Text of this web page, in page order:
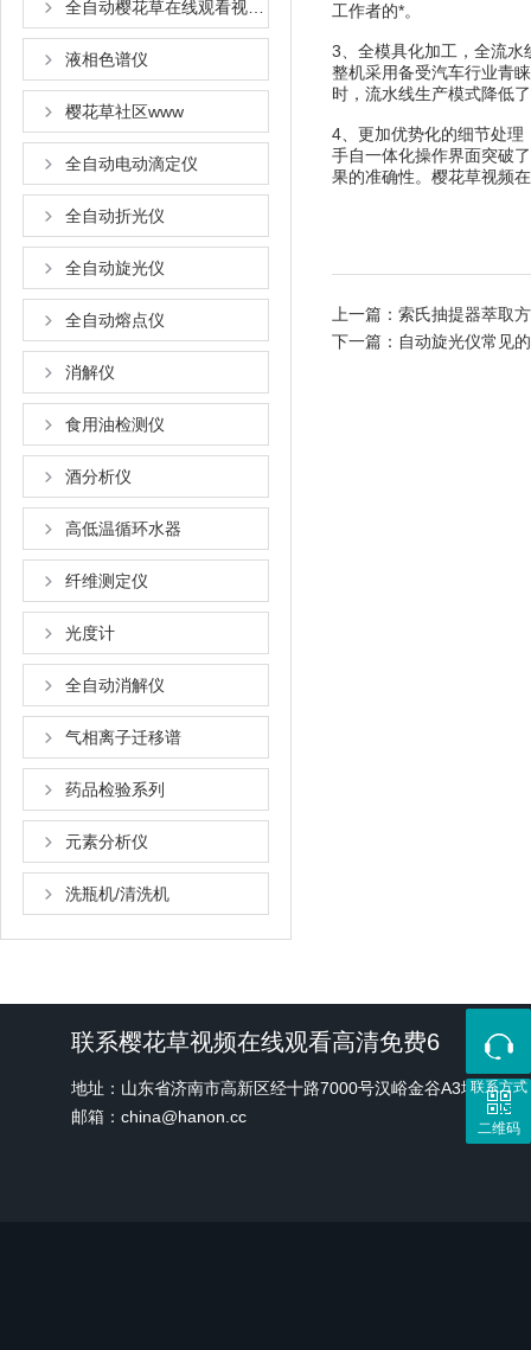
液相色谱仪
樱花草社区www
全自动电动滴定仪
全自动折光仪
全自动旋光仪
全自动熔点仪
消解仪
食用油检测仪
酒分析仪
高低温循环水器
纤维测定仪
光度计
全自动消解仪
气相离子迁移谱
药品检验系列
元素分析仪
洗瓶机/清洗机
工作者的*。
3、全模具化加工，全流
整机采用备受汽车行业青睐
时，流水线生产模式降低
4、更加优势化的细节处理
手自一体化操作界面突破了
果的准确性。樱花草视频
上一篇： 索氏抽提器萃取
下一篇： 自动旋光仪常见
联系樱花草视频在线观看高清免费6
地址：山东省济南市高新区经十路7000号汉峪金谷A3地块1号
邮箱：china@hanon.cc
联系方式
二维码